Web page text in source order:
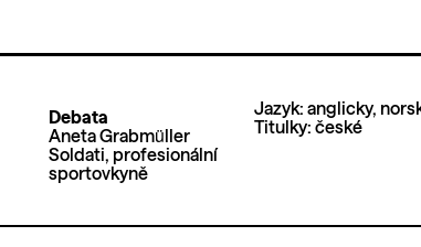
Debata
Aneta Grabmüller
Soldati, profesionální
sportovkyně
Jazyk: anglicky,
Titulky: české